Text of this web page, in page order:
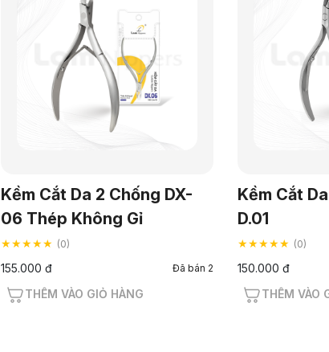
Kềm Cắt Da 2 Chống DX-
06 Thép Không Gỉ
★★★★★ (0)
155.000 đ Đã bán 2
THÊM VÀO GIỎ HÀNG
Kềm Cắt
D.01
★★★★★ (0)
150.000 đ
THÊM VÀO